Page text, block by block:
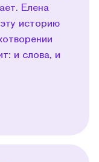
Елена
историю
и слова, и